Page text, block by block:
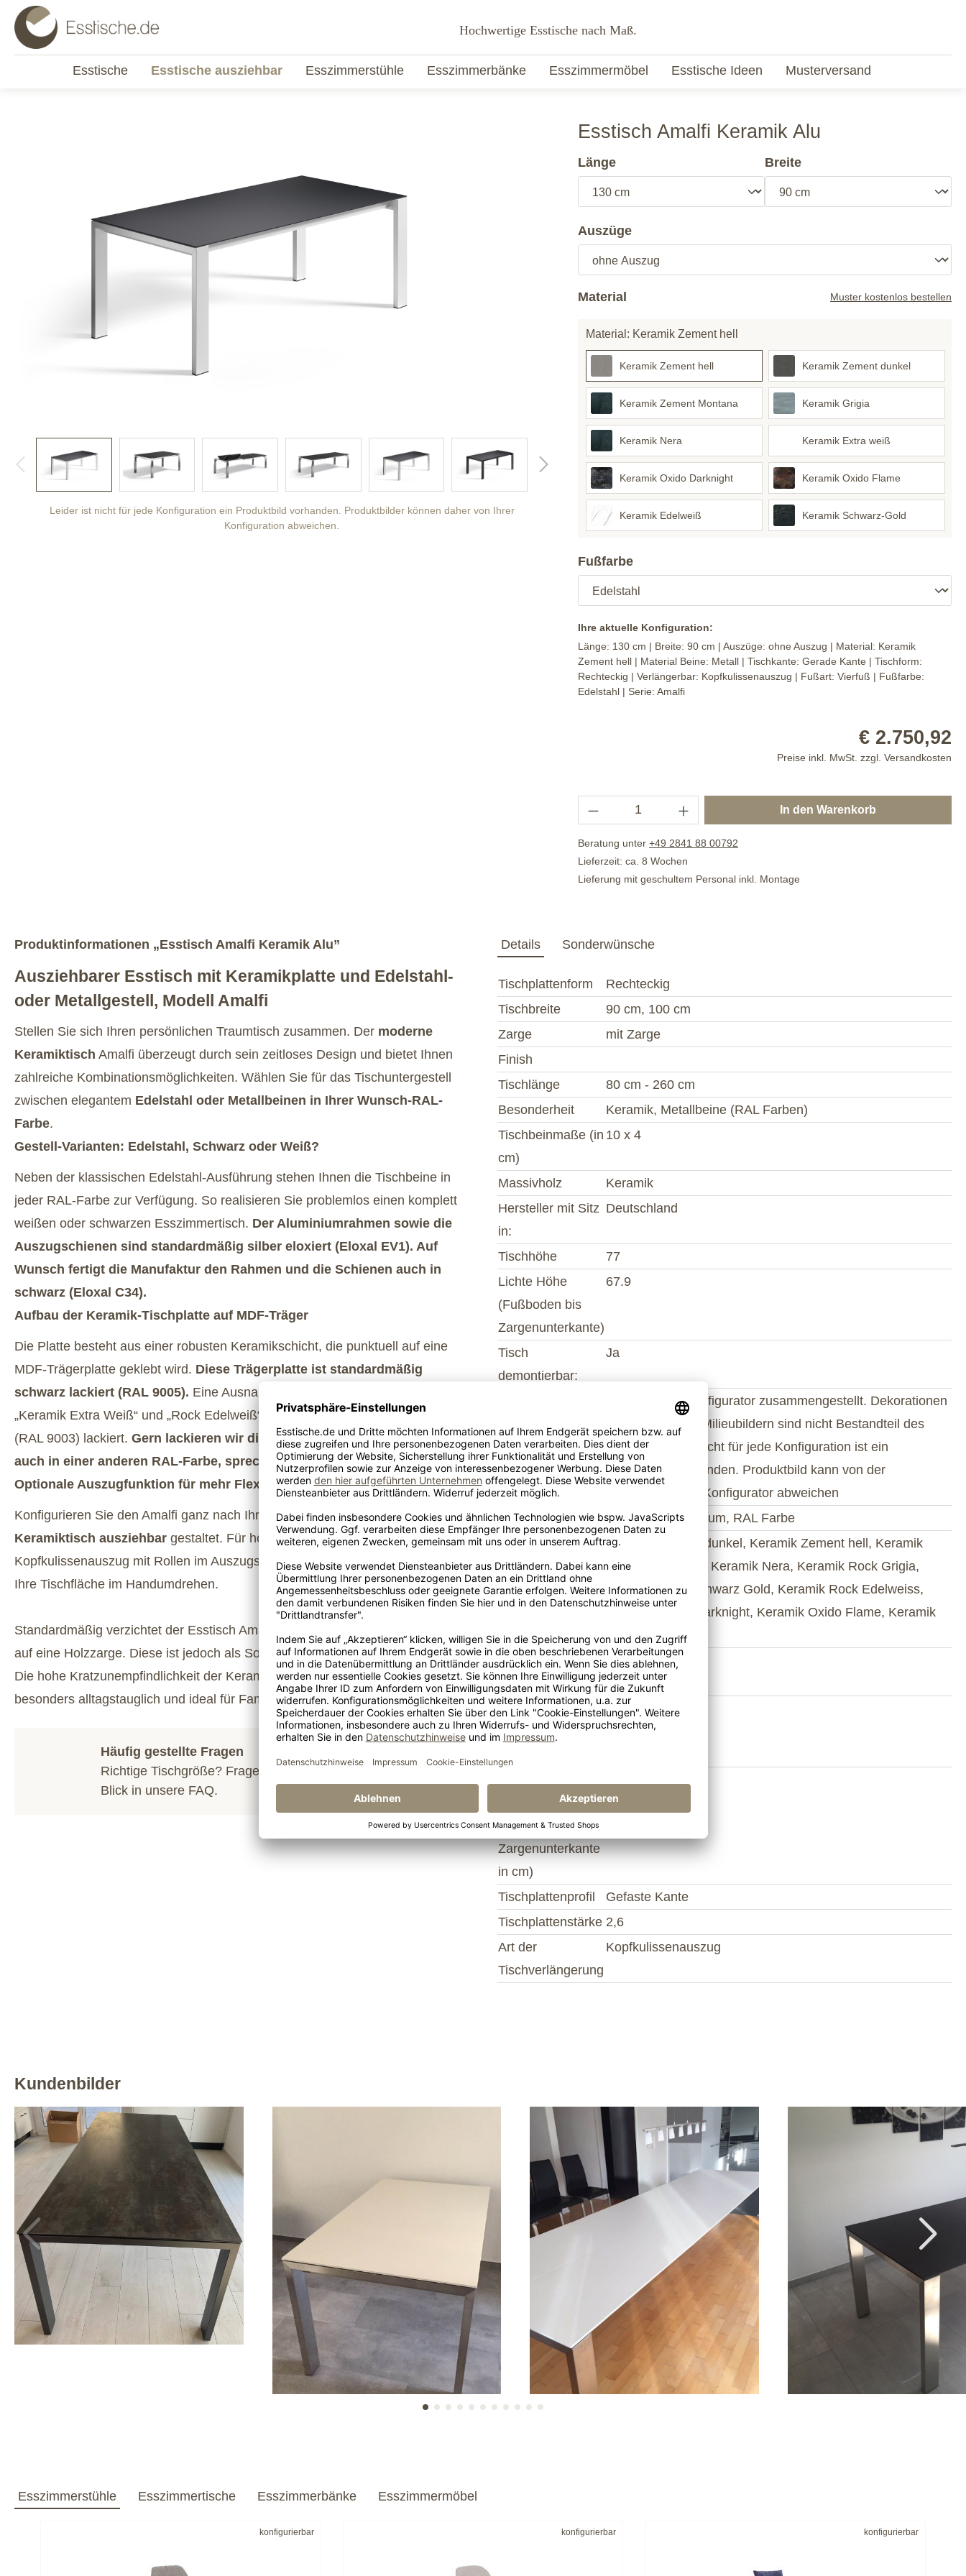
Hochwertige Esstische nach Maß.
Esstische Esstische ausziehbar Esszimmerstühle Esszimmerbänke Esszimmermöbel Esstische Ideen Musterversand
Leider ist nicht für jede Konfiguration ein Produktbild vorhanden. Produktbilder können daher von Ihrer
Konfiguration abweichen.
Esstisch Amalfi Keramik Alu
Länge Breite
Auszüge
Material Muster kostenlos bestellen
Material: Keramik Zement hell
Keramik Zement hell Keramik Zement dunkel
Keramik Zement Montana Keramik Grigia
Keramik Nera Keramik Extra weiß
Keramik Oxido Darknight Keramik Oxido Flame
Keramik Edelweiß Keramik Schwarz-Gold
Fußfarbe
Ihre aktuelle Konfiguration:
Länge: 130 cm | Breite: 90 cm | Auszüge: ohne Auszug | Material: Keramik
Zement hell | Material Beine: Metall | Tischkante: Gerade Kante | Tischform:
Rechteckig | Verlängerbar: Kopfkulissenauszug | Fußart: Vierfuß | Fußfarbe:
Edelstahl | Serie: Amalfi
€ 2.750,92
Preise inkl. MwSt. zzgl. Versandkosten
In den Warenkorb
Beratung unter +49 2841 88 00792
Lieferzeit: ca. 8 Wochen
Lieferung mit geschultem Personal inkl. Montage
Produktinformationen „Esstisch Amalfi Keramik Alu”
Ausziehbarer Esstisch mit Keramikplatte und Edelstahl-
oder Metallgestell, Modell Amalfi
Stellen Sie sich Ihren persönlichen Traumtisch zusammen. Der moderne
Keramiktisch Amalfi überzeugt durch sein zeitloses Design und bietet Ihnen
zahlreiche Kombinationsmöglichkeiten. Wählen Sie für das Tischuntergestell
zwischen elegantem Edelstahl oder Metallbeinen in Ihrer Wunsch-RAL-
Farbe.
Gestell-Varianten: Edelstahl, Schwarz oder Weiß?
Neben der klassischen Edelstahl-Ausführung stehen Ihnen die Tischbeine in
jeder RAL-Farbe zur Verfügung. So realisieren Sie problemlos einen komplett
weißen oder schwarzen Esszimmertisch. Der Aluminiumrahmen sowie die
Auszugschienen sind standardmäßig silber eloxiert (Eloxal EV1). Auf
Wunsch fertigt die Manufaktur den Rahmen und die Schienen auch in
schwarz (Eloxal C34).
Aufbau der Keramik-Tischplatte auf MDF-Träger
Die Platte besteht aus einer robusten Keramikschicht, die punktuell auf eine
MDF-Trägerplatte geklebt wird. Diese Trägerplatte ist standardmäßig
schwarz lackiert (RAL 9005). Eine Ausnahme bilden die Keramikfarben
„Keramik Extra Weiß“ und „Rock Edelweiß“: Hier wird die MDF-Platte weiß
(RAL 9003) lackiert. Gern lackieren wir die Trägerplatte auf Sonderwunsch
auch in einer anderen RAL-Farbe, sprechen Sie uns an.
Optionale Auszugfunktion für mehr Flexibilität
Konfigurieren Sie den Amalfi ganz nach Ihrem Platzbedarf. Optional ist der
Keramiktisch ausziehbar gestaltet. Für hohen Komfort sorgt der
Kopfkulissenauszug mit Rollen im Auszugsstollen. Bei Bedarf erweitern Sie so
Ihre Tischfläche im Handumdrehen.
Standardmäßig verzichtet der Esstisch Amalfi Keramik Alu an der Längsseite
auf eine Holzzarge. Diese ist jedoch als Sonderwunsch lieferbar.
Die hohe Kratzunempfindlichkeit der Keramik macht diesen Esstisch
besonders alltagstauglich und ideal für Familien.
Häufig gestellte Fragen
Richtige Tischgröße? Fragen zum Holz? Werfen Sie einen
Blick in unsere FAQ.
Details Sonderwünsche
Tischplattenform
Rechteckig
Tischbreite
90 cm, 100 cm
Zarge
mit Zarge
Finish
Tischlänge
80 cm - 260 cm
Besonderheit
Keramik, Metallbeine (RAL Farben)
Tischbeinmaße (in
cm)
10 x 4
Massivholz
Keramik
Hersteller mit Sitz
in:
Deutschland
Tischhöhe
77
Lichte Höhe
(Fußboden bis
Zargenunterkante)
67.9
Tisch
demontierbar:
Ja
Möbel wie im Konfigurator zusammengestellt. Dekorationen
in Produkt- oder Milieubildern sind nicht Bestandteil des
Lieferumfangs. Nicht für jede Konfiguration ist ein
Produktbild vorhanden. Produktbild kann von der
Konfiguration im Konfigurator abweichen
Tischbeinmaterial Edelstahl, Aluminium, RAL Farbe
Keramikfarben
Keramik Zement dunkel, Keramik Zement hell, Keramik
Zement Montana, Keramik Nera, Keramik Rock Grigia,
Keramik Rock Schwarz Gold, Keramik Rock Edelweiss,
Keramik Oxido Darknight, Keramik Oxido Flame, Keramik
Extra weiß
Tischlänge
ausgezogen
max. 360 cm
Material
Auszugplatten /
Keramik
(Fußboden bis
Zargenunterkante
in cm)
Tischplattenprofil
Gefaste Kante
Tischplattenstärke 2,6
Art der
Tischverlängerung
Kopfkulissenauszug
Kundenbilder
Esszimmerstühle Esszimmertische Esszimmerbänke Esszimmermöbel
konfigurierbar konfigurierbar konfigurierbar